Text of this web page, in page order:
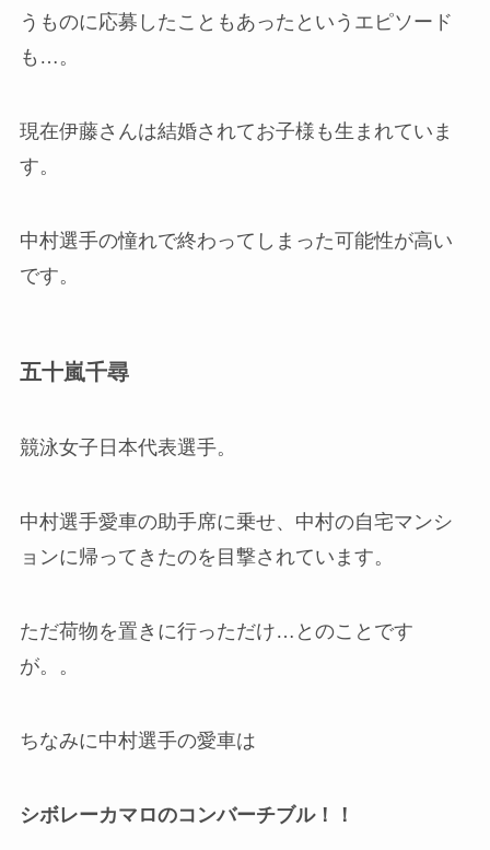
うものに応募したこともあったというエピソード
も…。
現在伊藤さんは結婚されてお子様も生まれていま
す。
中村選手の憧れで終わってしまった可能性が高い
です。
五十嵐千尋
競泳女子日本代表選手。
中村選手愛車の助手席に乗せ、中村の自宅マンシ
ョンに帰ってきたのを目撃されています。
ただ荷物を置きに行っただけ…とのことです
が。。
ちなみに中村選手の愛車は
シボレーカマロのコンバーチブル！！